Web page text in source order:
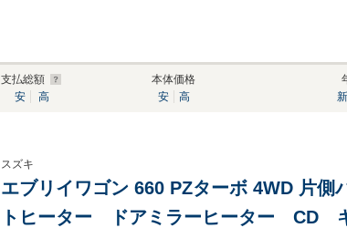
支払総額
安
高
本体価格
安
高
新
スズキ
エブリイワゴン 660 PZターボ 4WD 片
トヒーター ドアミラーヒーター